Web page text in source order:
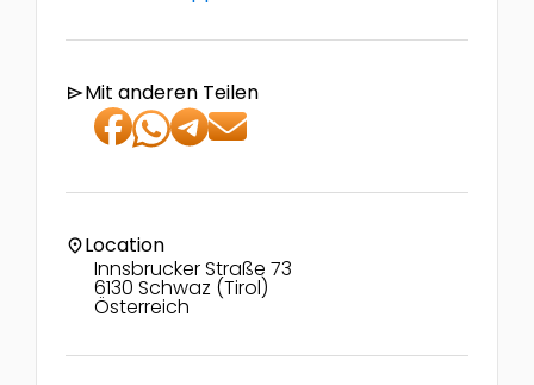
sendMit anderen Teilen
location_onLocation
Innsbrucker Straße 73
6130 Schwaz (Tirol)
Österreich